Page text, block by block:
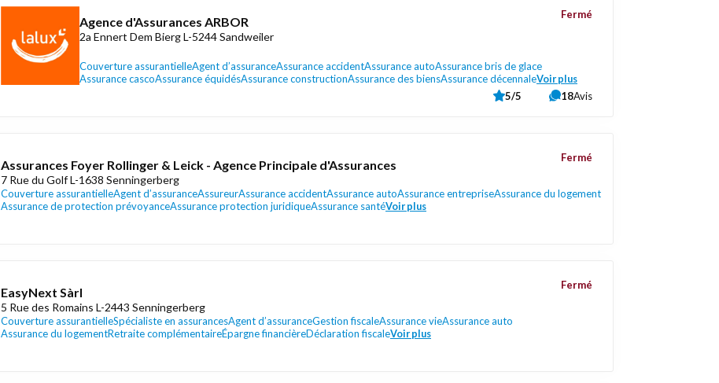
Agence d'Assurances ARBOR
2a Ennert Dem Bierg L-5244 Sandweiler
Couverture assurantielleAgent d’assuranceAssurance accidentAssurance autoAssurance bris de glace
Assurance cascoAssurance équidésAssurance constructionAssurance des biensAssurance décennaleVoir plus
Fermé
5/5 18Avis
Assurances Foyer Rollinger & Leick - Agence Principale d'Assurances
7 Rue du Golf L-1638 Senningerberg
Couverture assurantielleAgent d’assuranceAssureurAssurance accidentAssurance autoAssurance entrepriseAssurance du logement
Assurance de protection prévoyanceAssurance protection juridiqueAssurance santéVoir plus
Fermé
EasyNext Sàrl
5 Rue des Romains L-2443 Senningerberg
Couverture assurantielleSpécialiste en assurancesAgent d’assuranceGestion fiscaleAssurance vieAssurance auto
Assurance du logementRetraite complémentaireÉpargne financièreDéclaration fiscaleVoir plus
Fermé